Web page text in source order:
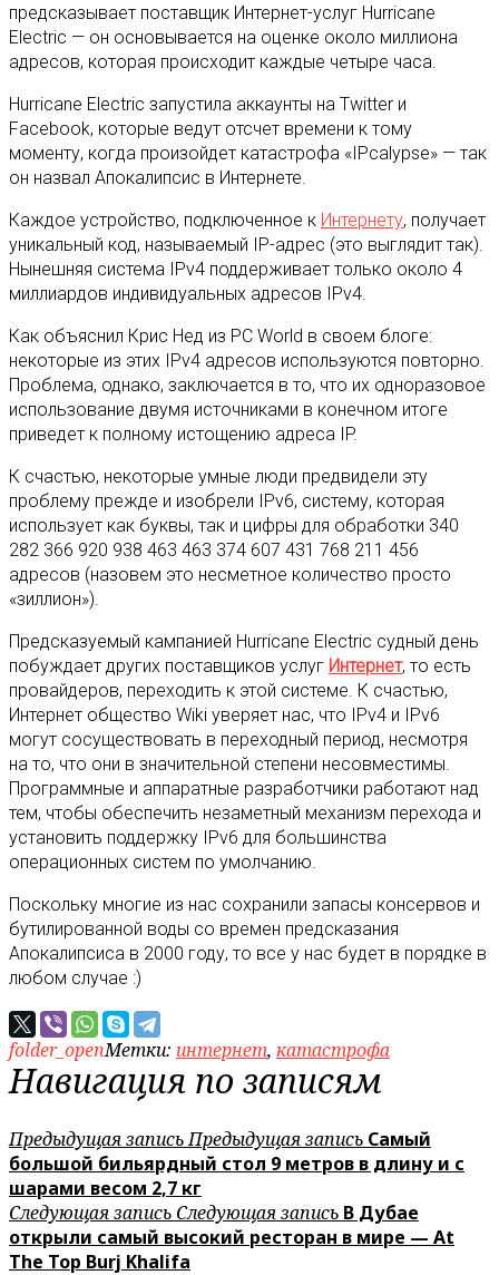
предсказывает поставщик Интернет-услуг Hurricane
Electric — он основывается на оценке около миллиона
адресов, которая происходит каждые четыре часа.
Hurricane Electric запустила аккаунты на Twitter и
Facebook, которые ведут отсчет времени к тому
моменту, когда произойдет катастрофа «IPcalypse» — так
он назвал Апокалипсис в Интернете.
Каждое устройство, подключенное к Интернету, получает
уникальный код, называемый IP-адрес (это выглядит так).
Нынешняя система IPv4 поддерживает только около 4
миллиардов индивидуальных адресов IPv4.
Как объяснил Крис Нед из PC World в своем блоге:
некоторые из этих IPv4 адресов используются повторно.
Проблема, однако, заключается в то, что их одноразовое
использование двумя источниками в конечном итоге
приведет к полному истощению адреса IP.
К счастью, некоторые умные люди предвидели эту
проблему прежде и изобрели IPv6, систему, которая
использует как буквы, так и цифры для обработки 340
282 366 920 938 463 463 374 607 431 768 211 456
адресов (назовем это несметное количество просто
«зиллион»).
Предсказуемый кампанией Hurricane Electric судный день
побуждает других поставщиков услуг Интернет, то есть
провайдеров, переходить к этой системе. К счастью,
Интернет общество Wiki уверяет нас, что IPv4 и IPv6
могут сосуществовать в переходный период, несмотря
на то, что они в значительной степени несовместимы.
Программные и аппаратные разработчики работают над
тем, чтобы обеспечить незаметный механизм перехода и
установить поддержку IPv6 для большинства
операционных систем по умолчанию.
Поскольку многие из нас сохранили запасы консервов и
бутилированной воды со времен предсказания
Апокалипсиса в 2000 году, то все у нас будет в порядке в
любом случае :)
folder_openМетки: интернет, катастрофа
Навигация по записям
Предыдущая записьПредыдущая запись Самый
большой бильярдный стол 9 метров в длину и с
шарами весом 2,7 кг
Следующая запись Следующая запись В Дубае
открыли самый высокий ресторан в мире — At
The Top Burj Khalifa